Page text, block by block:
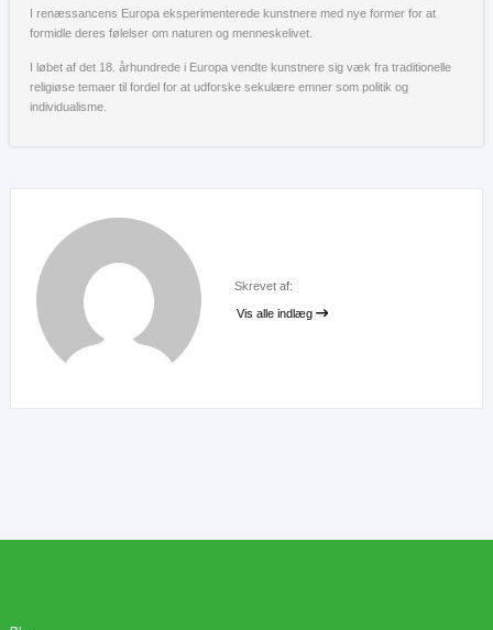
I renæssancens Europa eksperimenterede kunstnere med nye former for at
formidle deres følelser om naturen og menneskelivet.
I løbet af det 18. århundrede i Europa vendte kunstnere sig væk fra traditionelle
religiøse temaer til fordel for at udforske sekulære emner som politik og
individualisme.
Skrevet af:
Vis alle indlæg